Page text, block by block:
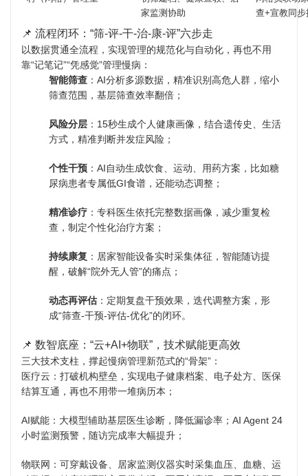
家监测协助
查+宣教同步
📌 流程闭环：“筛-评-干-治-康-评”六步走
以数据贯通全流程，实现管理的规范化与自动化，再也不用
靠“记笔记”“凭感觉”管理慢病：
智能筛查 ：AI分析多源数据，精准识别高危人群，缩小
筛查范围，基层筛查效率翻倍；
风险分层 ：15秒生成个人健康画像，结合遗传史、生活
方式，精准判断并发症风险；
个性干预 ：AI自动生成饮食、运动、用药方案，比如糖
尿病患者专属低GI食谱，还能动态调整；
精准诊疗 ：专科医生依托完整数据画像，减少重复检
查，制定个性化治疗方案；
持续康复 ：居家智能设备实时采集体征，智能随访提
醒，破解“院外无人管”的痛点；
动态再评估 ：定期复盘干预效果，迭代调整方案，形
成“筛查-干预-评估-优化”的闭环。
📌 数智底座：“云+AI+物联”，技术赋能更高效
三大技术支柱，撑起慢病管理新范式的“骨架”：
医疗云：打破机构壁垒，实现电子健康档案、电子处方、医保
结算互通，再也不用带一堆病历本；
AI赋能：大模型辅助基层医生诊断，降低漏诊率；AI Agent 24
小时监测预警，随访完成率大幅提升；
物联网：可穿戴设备、居家监测仪器实时采集血压、血糖、运